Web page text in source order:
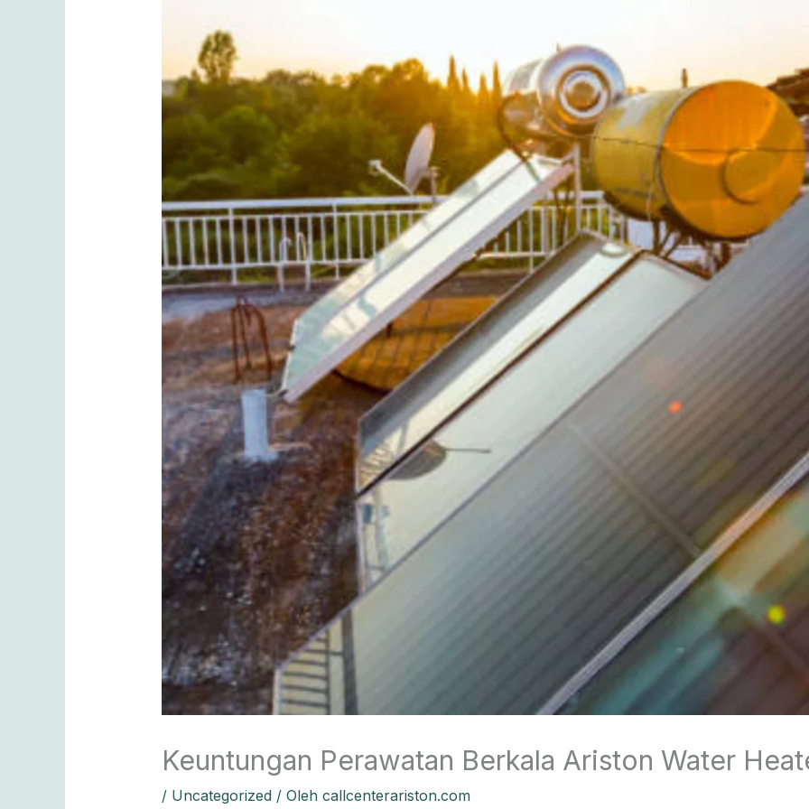
Keuntungan Perawatan Berkala Ariston Water
/ Uncategorized/ Oleh callcenterariston.com